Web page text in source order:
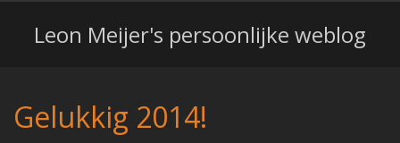
Leon Meijer's persoonlijke weblog
Gelukkig 2014!